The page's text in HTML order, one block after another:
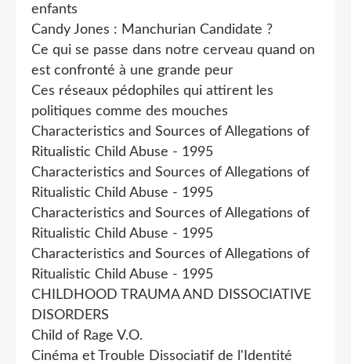
enfants
Candy Jones : Manchurian Candidate ?
Ce qui se passe dans notre cerveau quand on
est confronté à une grande peur
Ces réseaux pédophiles qui attirent les
politiques comme des mouches
Characteristics and Sources of Allegations of
Ritualistic Child Abuse - 1995
Characteristics and Sources of Allegations of
Ritualistic Child Abuse - 1995
Characteristics and Sources of Allegations of
Ritualistic Child Abuse - 1995
Characteristics and Sources of Allegations of
Ritualistic Child Abuse - 1995
CHILDHOOD TRAUMA AND DISSOCIATIVE
DISORDERS
Child of Rage V.O.
Cinéma et Trouble Dissociatif de l'Identité